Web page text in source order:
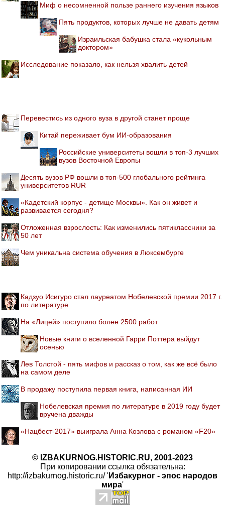
Миф о несомненной пользе раннего изучения языков
Пять продуктов, которых лучше не давать детям
Израильская бабушка стала «кукольным
доктором»
Исследование показало, как нельзя хвалить детей
Перевестись из одного вуза в другой станет проще
Китай переживает бум ИИ-образования
Российские университеты вошли в топ-3 лучших
вузов Восточной Европы
Десять вузов РФ вошли в топ-500 глобального рейтинга
университетов RUR
«Кадетский корпус - детище Москвы». Как он живет и
развивается сегодня?
Отложенная взрослость: Как изменились пятиклассники за
50 лет
Чем уникальна система обучения в Люксембурге
Кадзуо Исигуро стал лауреатом Нобелевской премии 2017 г.
по литературе
На «Лицей» поступило более 2500 работ
Новые книги о вселенной Гарри Поттера выйдут
осенью
Лев Толстой - пять мифов и рассказ о том, как же всё было
на самом деле
В продажу поступила первая книга, написанная ИИ
Нобелевская премия по литературе в 2019 году будет
вручена дважды
«Нацбест-2017» выиграла Анна Козлова с романом «F20»
© IZBAKURNOG.HISTORIC.RU, 2001-2023
При копировании ссылка обязательна:
http://izbakurnog.historic.ru/ 'Избакурног - эпос народов
мира'